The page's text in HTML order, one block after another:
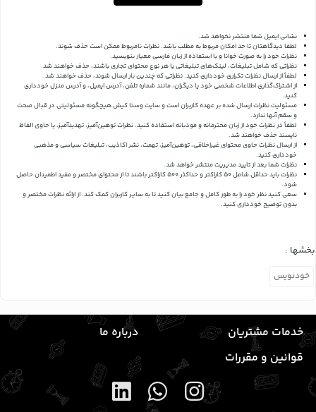
نشانی ایمیل شما منتشر نخواهد شد.
لطفا دیدگاهتان تا حد امکان مربوط به مطلب باشد. نظرات نامربوط ممکن است حذف شوند.
نظرات خود را به صورت خوانا و با استفاده از زبان فارسی معیار بنویسید.
نظراتی که شامل تبلیغات، لینک‌های تبلیغاتی یا هر نوع محتوای تجاری باشند، حذف خواهند شد.
لطفاً از ارسال نظرات تکراری خودداری کنید. نظراتی که چندین بار ارسال شوند، حذف خواهند شد.
از اشتراک‌گذاری اطلاعات شخصی خود یا دیگران، مانند شماره تلفن، آدرس ایمیل، و آدرس منزل خودداری
کنید.
مسئولیت نظرات ارسال شده بر عهده کاربران است و سایت وستا کیش هیچگونه مسئولیتی در قبال صحت
و سقم آنها ندارد.
لطفاً در نظرات خود از زبان محترمانه و مودبانه استفاده کنید. نظرات توهین‌آمیز، تهدیدآمیز، یا حاوی الفاظ
ناپسند حذف خواهند شد.
از ارسال نظرات حاوی محتوای غیراخلاقی، توهین‌آمیز، تهمت، نشر اکاذیب، تبلیغات سیاسی و مذهبی
خودداری کنید.
نظرات شما بعد از تایید مدیریت منتشر خواهد شد.
نظرات باید حداقل شامل 50 کاراکتر و حداکثر 500 کاراکتر باشند تا از محتوای مختصر و مفید اطمینان حاصل
شود.
سعی کنید نظر خود را به طور کامل و جامع بیان کنید تا به سایر کاربران کمک کند.از ارائه نظرات مختصر و
بدون توضیح خودداری کنید.
بخشها :
خودنویس
خدمات مشتریان
درباره ما
قوانین و مقررات